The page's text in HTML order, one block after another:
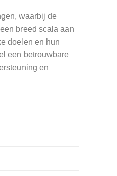
waarbij de
breed scala aan
doelen en hun
een betrouwbare
en